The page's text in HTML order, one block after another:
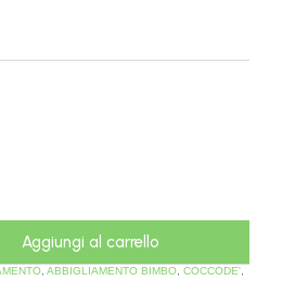
Aggiungi al carrello
ABBIGLIAMENTO BIMBO COCCODE'